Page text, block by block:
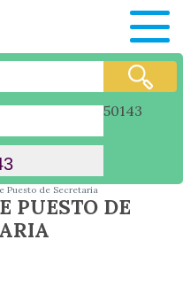
50143
Puesto de Secretaria
PUESTO DE